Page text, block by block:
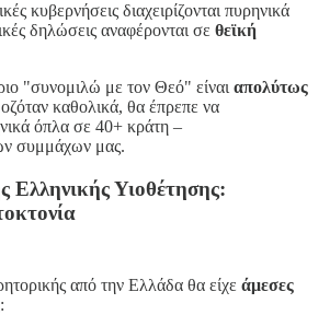
κυβερνήσεις διαχειρίζονται πυρηνικά
δηλώσεις αναφέρονται σε θεϊκή
"συνομιλώ με τον Θεό" είναι απολύτως
καθολικά, θα έπρεπε να
όπλα σε 40+ κράτη –
συμμάχων μας.
Ελληνικής Υιοθέτησης:
από την Ελλάδα θα είχε άμεσες
: